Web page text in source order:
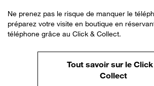
Ne prenez pas le risque de manquer le
préparez votre visite en boutique en
téléphone grâce au Click & Collect.
Tout savoir sur le
Collect